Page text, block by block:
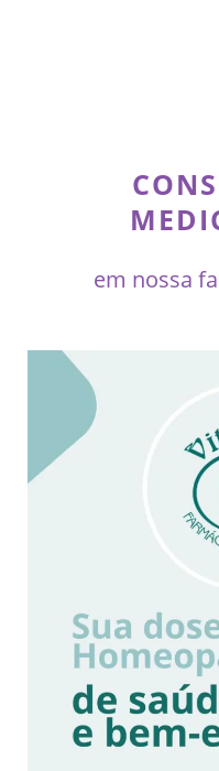
em nossa